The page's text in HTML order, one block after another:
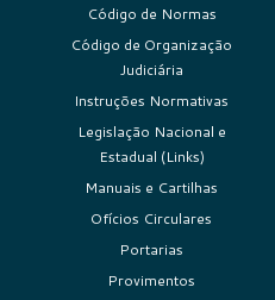
Código de Normas
Código de Organização
Judiciária
Instruções Normativas
Legislação Nacional e
Estadual (Links)
Manuais e Cartilhas
Ofícios Circulares
Portarias
Provimentos